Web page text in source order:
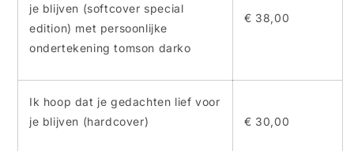
je blijven (softcover special
edition) met persoonlijke
ondertekening tomson darko
€ 38,00
Ik hoop dat je gedachten lief voor
je blijven (hardcover)
€ 30,00